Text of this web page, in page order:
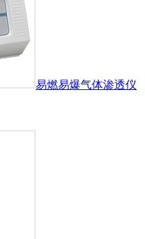
易燃易爆气体渗透仪